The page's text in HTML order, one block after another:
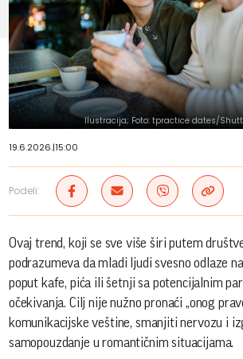
Ilustracija; Foto: tpractice dates/
19.6.2026.|15:00
Podeli:
Ovaj trend, koji se sve više širi putem
podrazumeva da mladi ljudi svesno odlaze
poput kafe, pića ili šetnji sa potencijalnim
očekivanja. Cilj nije nužno pronaći „onog
komunikacijske veštine, smanjiti nervozu i
samopouzdanje u romantičnim situacijama.